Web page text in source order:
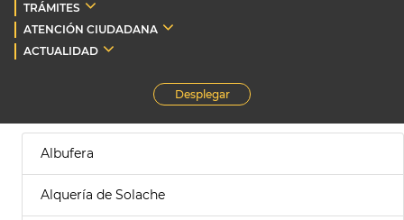
TRÁMITES
ATENCIÓN CIUDADANA
ACTUALIDAD
Desplegar
Albufera
Alquería de Solache